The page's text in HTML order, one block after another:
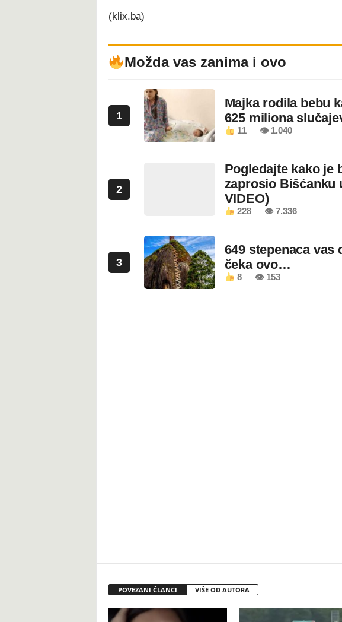
(klix.ba)
Možda vas zanima i ovo
1
Majka rodila bebu
625 miliona
11 👁 1.040
2
Pogledajte kako je
zaprosio Bišćanku
VIDEO)
228 👁 7.336
3
649 stepenaca vas
čeka ovo…
8 👁 153
POVEZANI ČLANCI VIŠE OD AUTORA